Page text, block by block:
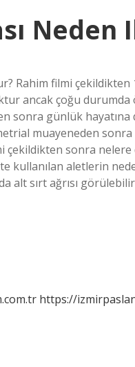
Rahim filmi
ancak çoğu
sonra günlük
muayeneden
çekildikten sonra
kullanılan aletlerin
alt sırt ağrısı
https://